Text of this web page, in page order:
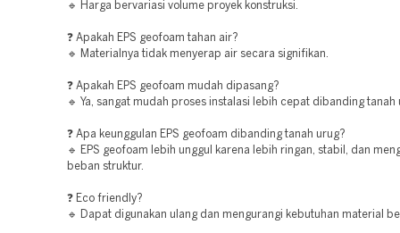
🔹 Harga bervariasi volume proyek konstruksi.
❓ Apakah EPS geofoam tahan air?
🔹 Materialnya tidak menyerap air secara signifikan.
❓ Apakah EPS geofoam mudah dipasang?
🔹 Ya, sangat mudah proses instalasi lebih cepat dibanding tanah
❓ Apa keunggulan EPS geofoam dibanding tanah urug?
🔹 EPS geofoam lebih unggul karena lebih ringan, stabil, dan
beban struktur.
❓ Eco friendly?
🔹 Dapat digunakan ulang dan mengurangi kebutuhan material